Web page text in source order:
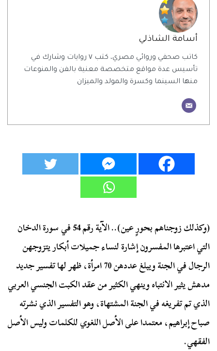
أسامة الشاذلي
كاتب صحفي وروائي مصري، كتب ٧ روايات وشارك في
تأسيس عدة مواقع متخصصة معنية بالفن والمنوعات
منها السينما وكسرة والمولد والميزان
(وكذلك زوجناهم بحورٍ عين).. الآية رقم 54 في سورة الدخان
التي اعتبرها المفسرون إشارة لنساء جميلات أبكار يتزوجهن
الرجال في الجنة ويبلغ عددهن 70 امرأة، ظهر لها تفسير جديد
مدهش يثير الانتباه وينهي الكثير من عقد الكبت الجنسي العربي
الذي تم تفريغه في الجنة المشتهاة، وهو التفسير الذي نشرته
صباح إبراهيم، معتمدا على الأصل اللغوي للكلمات وليس الأصل
الفقهي.